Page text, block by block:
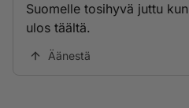
Suomelle tosihyvä juttu
ulos täältä.
Äänestä